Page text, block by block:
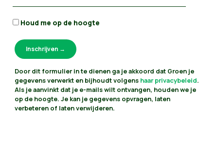
Houd me op de hoogte
Door dit formulier in te dienen ga je akkoord dat Groen je
gegevens verwerkt en bijhoudt volgens haar privacybeleid.
Als je aanvinkt dat je e-mails wilt ontvangen, houden we je
op de hoogte. Je kan je gegevens opvragen, laten
verbeteren of laten verwijderen.